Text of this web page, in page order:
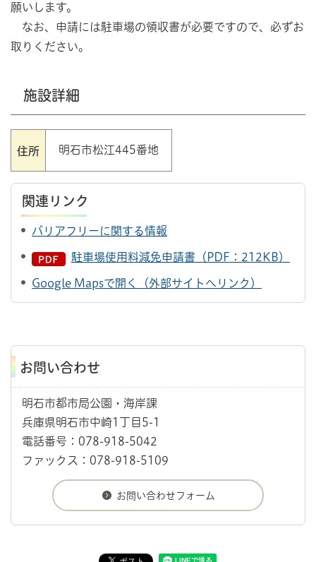
願いします。
なお、申請には駐車場の領収書が必要ですので、必ずお
取りください。
施設詳細
住所 明石市松江445番地
関連リンク
バリアフリーに関する情報
駐車場使用料減免申請書（PDF：212KB）
Google Mapsで開く（外部サイトへリンク）
お問い合わせ
明石市都市局公園・海岸課
兵庫県明石市中崎1丁目5-1
電話番号：078-918-5042
ファックス：078-918-5109